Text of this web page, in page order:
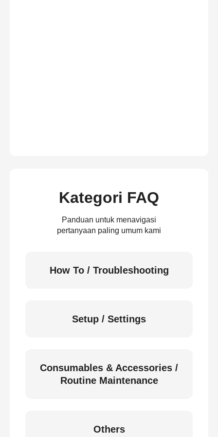
Kategori FAQ
Panduan untuk menavigasi
pertanyaan paling umum kami
How To / Troubleshooting
Setup / Settings
Consumables & Accessories /
Routine Maintenance
Others